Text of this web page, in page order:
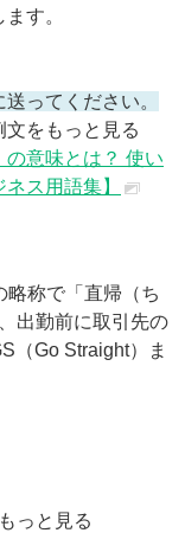
す。
ってください。
をもっと見る
意味とは？ 使い
ス用語集】
略称で「直帰（ち
出勤前に取引先の
（Go Straight）ま
っと見る